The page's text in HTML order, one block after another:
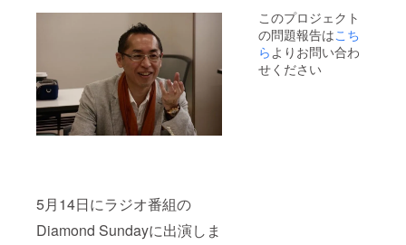
5月14日にラジオ番組の
Diamond Sundayに出演しま
作りま
す。 ※
詳細は
メール
にて調
生まれ
てきた
目的を
探しま
す。 ・
法則と
思考が
現実化
する仕
組みの
容詳細
につい
ては、
各リ
ターン
このプロジェクト
の問題報告はこち
ら よりお問い合わ
せください